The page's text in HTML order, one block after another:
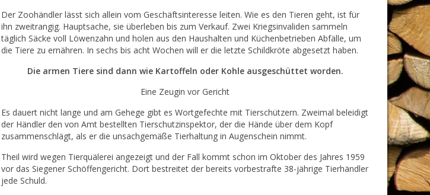
Der Zoohändler lässt sich allein vom Geschäftsinteresse leiten. Wie es den Tieren geht, ist für
ihn zweitrangig. Hauptsache, sie überleben bis zum Verkauf. Zwei Kriegsinvaliden sammeln
täglich Säcke voll Löwenzahn und holen aus den Haushalten und Küchenbetrieben Abfälle, um
die Tiere zu ernähren. In sechs bis acht Wochen will er die letzte Schildkröte abgesetzt haben.
Die armen Tiere sind dann wie Kartoffeln oder Kohle ausgeschüttet worden.
Eine Zeugin vor Gericht
Es dauert nicht lange und am Gehege gibt es Wortgefechte mit Tierschützern. Zweimal beleidigt
der Händler den von Amt bestellten Tierschutzinspektor, der die Hände über dem Kopf
zusammenschlägt, als er die unsachgemäße Tierhaltung in Augenschein nimmt.
Theil wird wegen Tierquälerei angezeigt und der Fall kommt schon im Oktober des Jahres 1959
vor das Siegener Schöffengericht. Dort bestreitet der bereits vorbestrafte 38-jährige Tierhändler
jede Schuld.